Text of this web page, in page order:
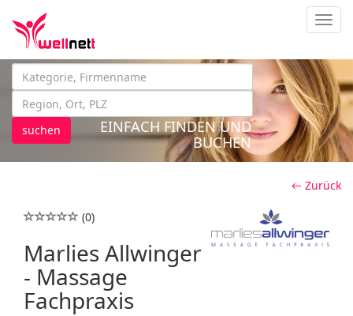
suchen
EINFACH FINDEN UND
BUCHEN
← Zurück
(0)
Marlies Allwinger
- Massage
Fachpraxis